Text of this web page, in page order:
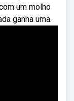
um molho
ganha uma.